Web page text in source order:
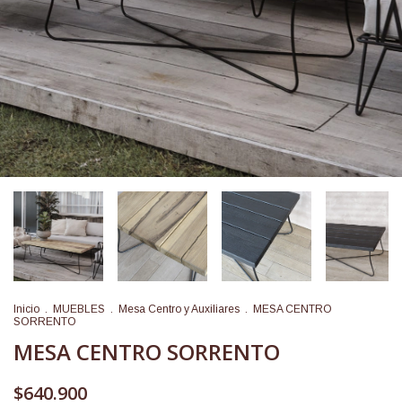
Inicio . MUEBLES . Mesa Centro y Auxiliares .
MESA CENTRO
SORRENTO
MESA CENTRO SORRENTO
$640.900